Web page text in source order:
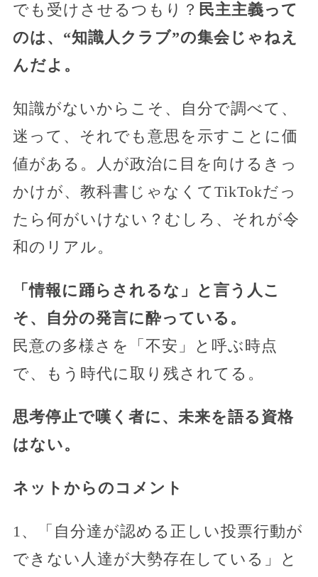
でも受けさせるつもり？ 民主主義って
のは、“知識人クラブ”の集会じゃねえ
んだよ。
知識がないからこそ、自分で調べて、
迷って、それでも意思を示すことに価
値がある。人が政治に目を向けるきっ
かけが、教科書じゃなくてTikTokだっ
たら何がいけない？むしろ、それが令
和のリアル。
「情報に踊らされるな」と言う人こ
そ、自分の発言に酔っている。
民意の多様さを「不安」と呼ぶ時点
で、もう時代に取り残されてる。
思考停止で嘆く者に、未来を語る資格
はない。
ネットからのコメント
1、「自分達が認める正しい投票行動が
できない人達が大勢存在している」と